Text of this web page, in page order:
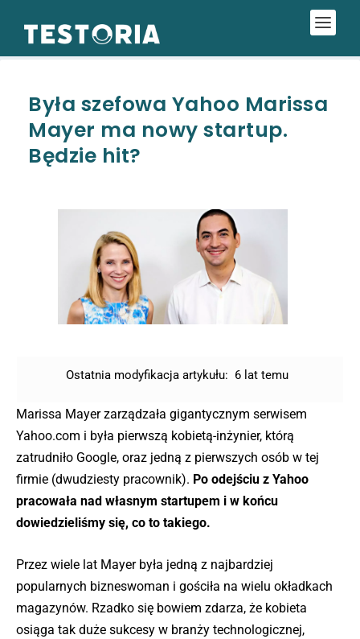
Była szefowa Yahoo Marissa
Mayer ma nowy startup.
Będzie hit?
Ostatnia modyfikacja artykułu: 6 lat temu
Marissa Mayer zarządzała gigantycznym serwisem
Yahoo.com i była pierwszą kobietą-inżynier, którą
zatrudniło Google, oraz jedną z pierwszych osób w tej
firmie (dwudziesty pracownik). Po odejściu z Yahoo
pracowała nad własnym startupem i w końcu
dowiedzieliśmy się, co to takiego.
Przez wiele lat Mayer była jedną z najbardziej
popularnych bizneswoman i gościła na wielu okładkach
magazynów. Rzadko się bowiem zdarza, że kobieta
osiąga tak duże sukcesy w branży technologicznej,